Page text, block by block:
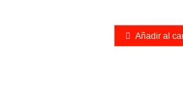
Añadir al